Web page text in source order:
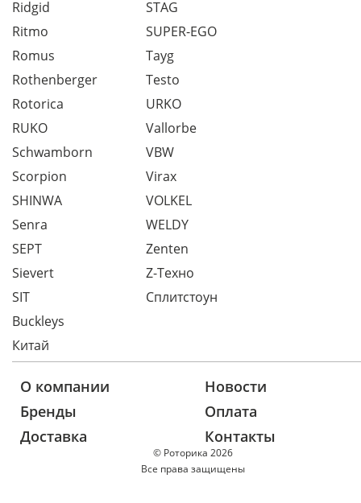
Ridgid
Ritmo
Romus
Rothenberger
Rotorica
RUKO
Schwamborn
Scorpion
SHINWA
Senra
SEPT
Sievert
SIT
STAG
SUPER-EGO
Tayg
Testo
URKO
Vallorbe
VBW
Virax
VOLKEL
WELDY
Zenten
Z-Техно
Сплитстоун
Buckleys
Китай
© Роторика 2026
Все права защищены
О компании
Новости
Бренды
Оплата
Доставка
Контакты